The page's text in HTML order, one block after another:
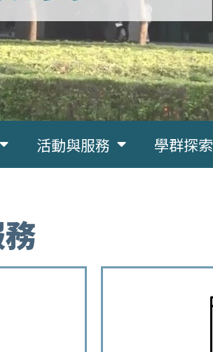
活動與服務 學群探索